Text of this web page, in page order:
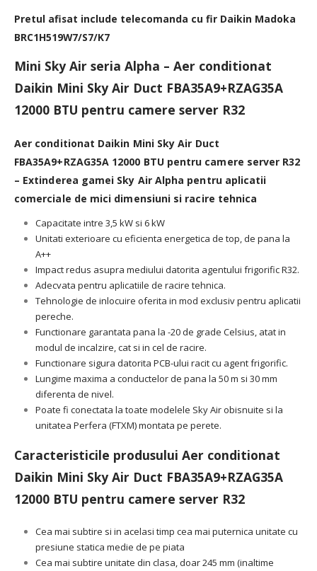
Pretul afisat include telecomanda cu fir Daikin Madoka
BRC1H519W7/S7/K7
Mini Sky Air seria Alpha – Aer conditionat
Daikin Mini Sky Air Duct FBA35A9+RZAG35A
12000 BTU pentru camere server R32
Aer conditionat Daikin Mini Sky Air Duct
FBA35A9+RZAG35A 12000 BTU pentru camere server R32
– Extinderea gamei Sky Air Alpha pentru aplicatii
comerciale de mici dimensiuni si racire tehnica
Capacitate intre 3,5 kW si 6 kW
Unitati exterioare cu eficienta energetica de top, de pana la
A++
Impact redus asupra mediului datorita agentului frigorific R32.
Adecvata pentru aplicatiile de racire tehnica.
Tehnologie de inlocuire oferita in mod exclusiv pentru aplicatii
pereche.
Functionare garantata pana la -20 de grade Celsius, atat in
modul de incalzire, cat si in cel de racire.
Functionare sigura datorita PCB-ului racit cu agent frigorific.
Lungime maxima a conductelor de pana la 50 m si 30 mm
diferenta de nivel.
Poate fi conectata la toate modelele Sky Air obisnuite si la
unitatea Perfera (FTXM) montata pe perete.
Caracteristicile produsului Aer conditionat
Daikin Mini Sky Air Duct FBA35A9+RZAG35A
12000 BTU pentru camere server R32
Cea mai subtire si in acelasi timp cea mai puternica unitate cu
presiune statica medie de pe piata
Cea mai subtire unitate din clasa, doar 245 mm (inaltime